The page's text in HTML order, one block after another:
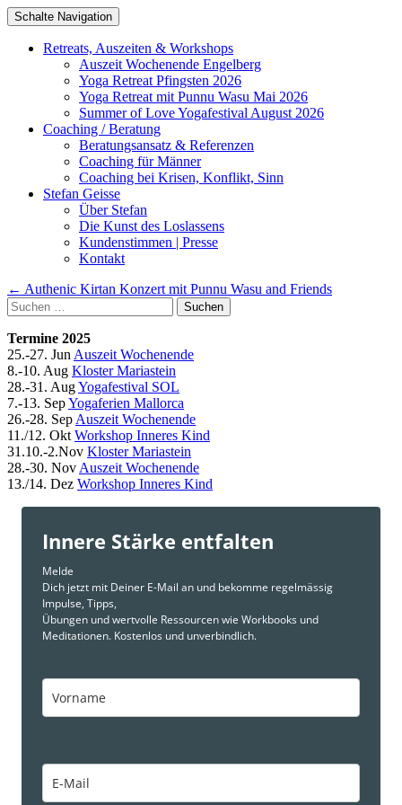
Schalte Navigation
Zum
Retreats, Auszeiten & Workshops
Auszeit Wochenende Engelberg
Yoga Retreat Pfingsten 2026
Yoga Retreat mit Punnu Wasu Mai 2026
Summer of Love Yogafestival August 2026
Coaching / Beratung
Beratungsansatz & Referenzen
Coaching für Männer
Coaching bei Krisen, Konflikt, Sinn
Stefan Geisse
Über Stefan
Die Kunst des Loslassens
Kundenstimmen | Presse
Kontakt
Artikel-
Navigation
← Authenic Kirtan Konzert mit Punnu Wasu and Friends
Suchen
nach:
Termine 2025
25.-27. Jun Auszeit Wochenende
8.-10. Aug Kloster Mariastein
28.-31. AugYogafestival SOL
7.-13. SepYogaferien Mallorca
26.-28. Sep Auszeit Wochenende
11./12. Okt Workshop Inneres Kind
31.10.-2.Nov Kloster Mariastein
28.-30. Nov Auszeit Wochenende
13./14. Dez Workshop Inneres Kind
Innere Stärke entfalten
Melde
Dich jetzt mit Deiner E-Mail an und bekomme regelmässig
Impulse, Tipps,
Übungen und wertvolle Ressourcen wie Workbooks und
Meditationen. Kostenlos und unverbindlich.